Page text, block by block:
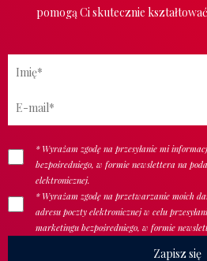
pomogą Ci skutecznie
* Wyrażam zgodę na przesyłanie mi
bezpośredniego, w formie newslettera na
elektronicznej.
* Wyrażam zgodę na przetwarzanie moich
adresu poczty elektronicznej w celu
marketingu bezpośredniego, w formie